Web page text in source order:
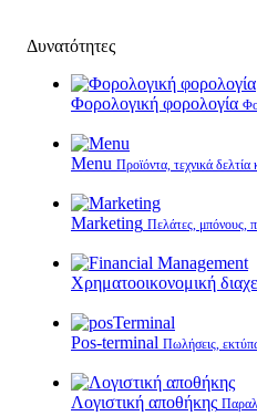
Δυνατότητες
Φορολογική φορολογία
Menu Προϊόντα, τεχνικά δελτία
Marketing Πελάτες, μπόνους,
Χρηματοοικονομική
Pos-terminal Πωλήσεις,
Λογιστική αποθήκης